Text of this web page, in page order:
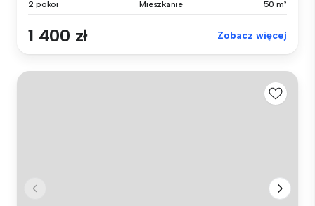
2 pokoi Mieszkanie 50 m²
1 400 zł Zobacz więcej